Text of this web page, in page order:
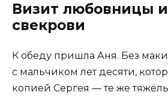
Визит любовницы
свекрови
К обеду пришла Аня. Без
с мальчиком лет десяти,
копией Сергея — те же